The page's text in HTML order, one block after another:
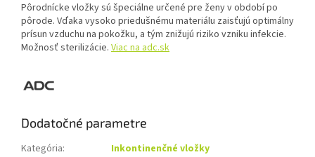
Pôrodnícke vložky sú špeciálne určené pre ženy v období po
pôrode. Vďaka vysoko priedušnému materiálu zaisťujú optimálny
prísun vzduchu na pokožku, a tým znižujú riziko vzniku infekcie.
Možnosť sterilizácie. Viac na adc.sk
Dodatočné parametre
Kategória:
Inkontinenčné vložky